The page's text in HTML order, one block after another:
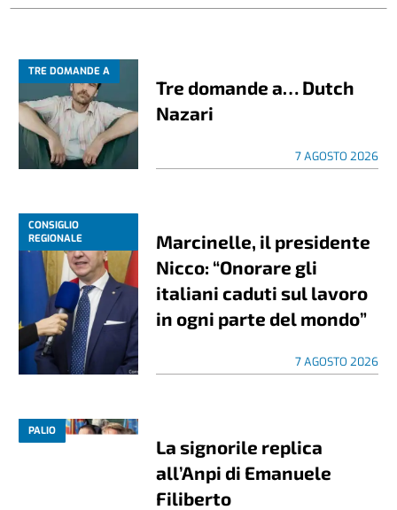
TRE DOMANDE A
Tre domande a… Dutch
Nazari
7 AGOSTO 2026
CONSIGLIO
REGIONALE
Marcinelle, il presidente
Nicco: “Onorare gli
italiani caduti sul lavoro
in ogni parte del mondo”
7 AGOSTO 2026
PALIO
La signorile replica
all’Anpi di Emanuele
Filiberto